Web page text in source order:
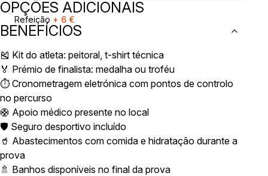
OPÇÕES ADICIONAIS
Refeição + 6 €
BENEFÍCIOS
🎽 Kit do atleta: peitoral, t-shirt técnica
🏅 Prémio de finalista: medalha ou troféu
⏱️ Cronometragem eletrónica com pontos de controlo
no percurso
🛟 Apoio médico presente no local
🛡️ Seguro desportivo incluído
🥤 Abastecimentos com comida e hidratação durante a
prova
🚿 Banhos disponíveis no final da prova